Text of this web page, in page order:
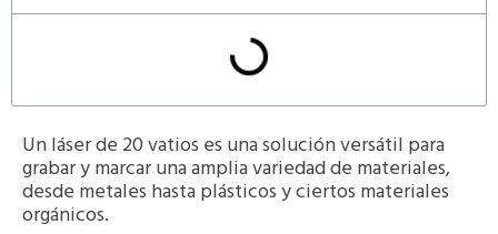
Un láser de 20 vatios es una solución versátil para
grabar y marcar una amplia variedad de materiales,
desde metales hasta plásticos y ciertos materiales
orgánicos.